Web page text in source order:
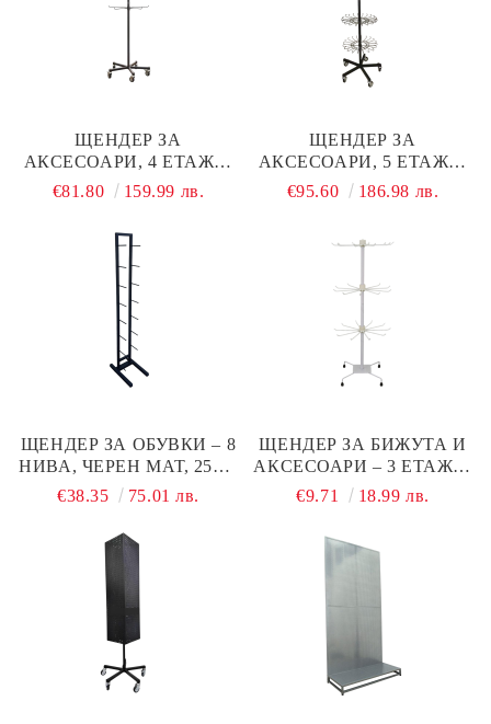
ЩЕНДЕР ЗА
АКСЕСОАРИ, 4 ЕТАЖА,
ЧЕРЕН, H1760 ММ (H2100
€81.80 159.99 лв.
ЩЕНДЕР ЗА
АКСЕСОАРИ, 5 ЕТАЖА,
ЧЕРЕН, Ø470×H1870 ММ
€95.60 186.98 лв.
ЩЕНДЕР ЗА ОБУВКИ – 8
НИВА, ЧЕРЕН МАТ, 250 ×
350 × H1375 ММ
€38.35 75.01 лв.
ЩЕНДЕР ЗА БИЖУТА И
АКСЕСОАРИ – 3 ЕТАЖА,
БЯЛ, Ø300 × H660 ММ
€9.71 18.99 лв.